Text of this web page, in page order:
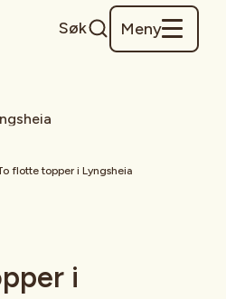
Søk Meny
flotte topper i Lyngsheia
i